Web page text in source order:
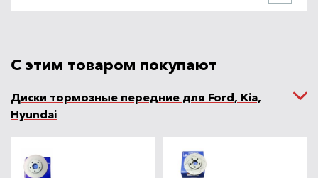
С этим товаром покупают
Диски тормозные передние для Ford, Kia,
Hyundai